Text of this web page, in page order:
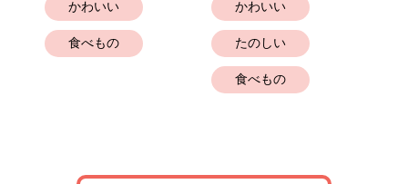
かわいい
食べもの
かわいい
たのしい
食べもの